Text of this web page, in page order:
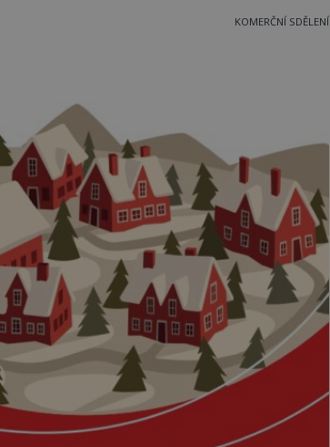
KOMERČNÍ SDĚLENÍ